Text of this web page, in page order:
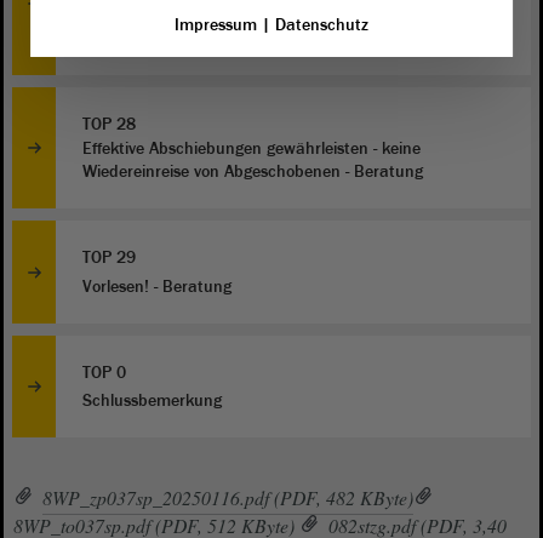
Indoktrination! Abschaffung der Landeszentrale für
politische Bildung! - Beratung
TOP 28
Effektive Abschiebungen gewährleisten - keine
Wiedereinreise von Abgeschobenen - Beratung
TOP 29
Vorlesen! - Beratung
TOP 0
Schlussbemerkung
8WP_zp037sp_20250116.pdf (PDF, 482 KByte)
8WP_to037sp.pdf (PDF, 512 KByte)
082stzg.pdf (PDF, 3,40
Impressum| Datenschutz